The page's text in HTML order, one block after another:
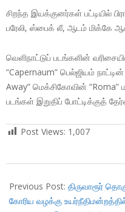
சிறந்த இயக்குனர்கள் பட்டியில்
பரேலி, ஸ்பைக் லீ, ஆடம் மிக்கே
வெளிநாட்டுப் படங்களின்
“Capernaum” பெல்ஜியம்
Away” மெக்சிகோவின் “Roma”
படங்கள் இறுதிப் போட்டிக்குத்
Post Views: 1,007
01-
03
Previous Post: திருவாரூர்
கோரிய வழக்கு